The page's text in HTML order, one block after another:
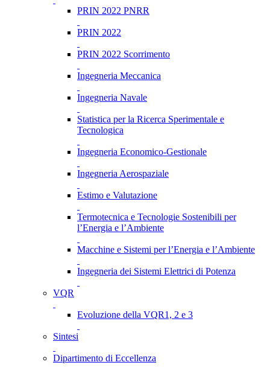
PRIN 2022 PNRR
PRIN 2022
PRIN 2022 Scorrimento
Ingegneria Meccanica
Ingegneria Navale
Statistica per la Ricerca Sperimentale e
Tecnologica
Ingegneria Economico-Gestionale
Ingegneria Aerospaziale
Estimo e Valutazione
Termotecnica e Tecnologie Sostenibili per
l’Energia e l’Ambiente
Macchine e Sistemi per l’Energia e l’Ambiente
Ingegneria dei Sistemi Elettrici di Potenza
VQR
Evoluzione della VQR1, 2 e 3
Sintesi
Dipartimento di Eccellenza